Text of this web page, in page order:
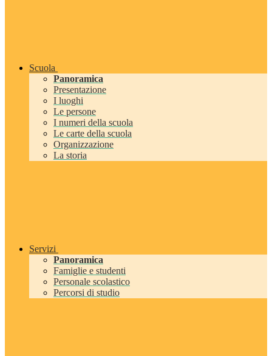
Scuola
Panoramica
Presentazione
I luoghi
Le persone
I numeri della scuola
Le carte della scuola
Organizzazione
La storia
Servizi
Panoramica
Famiglie e studenti
Personale scolastico
Percorsi di studio